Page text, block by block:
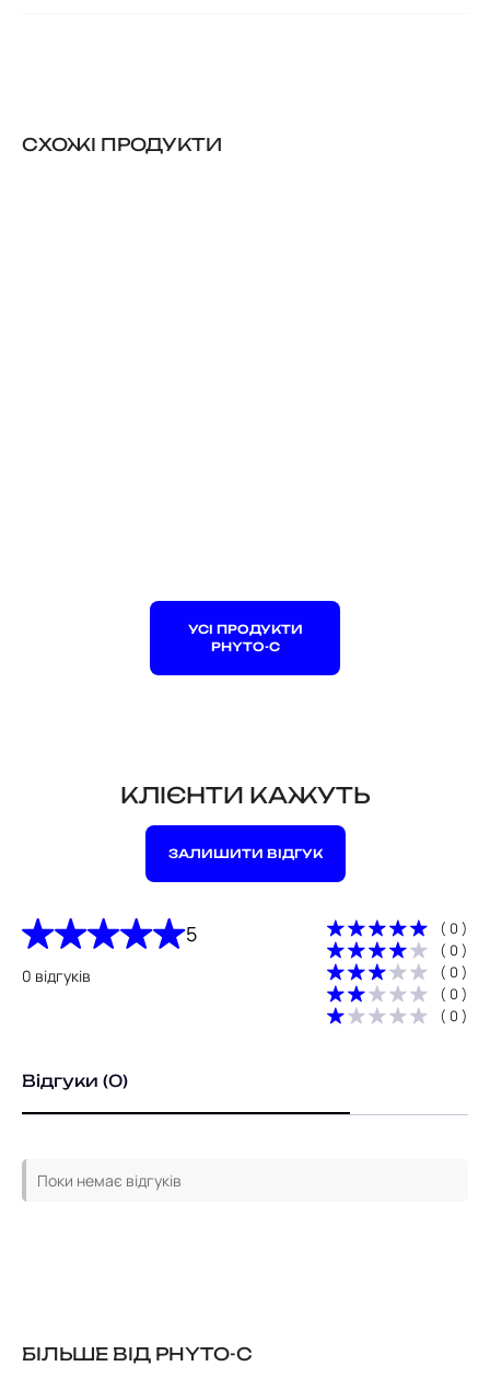
CХОЖІ ПРОДУКТИ
УСІ ПРОДУКТИ
PHYTO-C
КЛІЄНТИ КАЖУТЬ
ЗАЛИШИТИ ВІДГУК
5
0 відгуків
( 0 )
( 0 )
( 0 )
( 0 )
( 0 )
Відгуки (0)
Поки немає відгуків
БІЛЬШЕ ВІД PHYTO-C